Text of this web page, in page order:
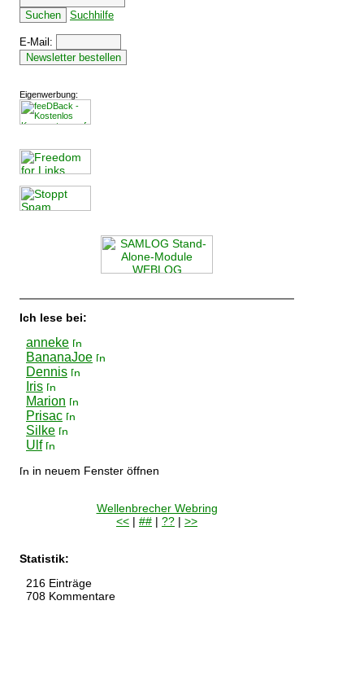
Suchhilfe
E-Mail:
Eigenwerbung:
Ich lese bei:
anneke
BananaJoe
Dennis
Iris
Marion
Prisac
Silke
Ulf
in neuem Fenster öffnen
Wellenbrecher Webring
<< | ## | ?? | >>
Statistik:
216 Einträge
708 Kommentare